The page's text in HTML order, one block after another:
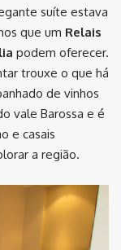
suíte estava
que um Relais
podem oferecer.
trouxe o que há
de vinhos
vale Barossa e é
e casais
a região.